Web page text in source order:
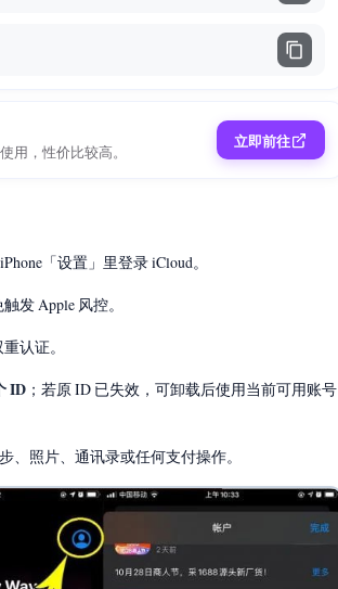
用，性价比较高。
立即前往
「设置」里登录 iCloud。
发 Apple 风控。
认证。
ID ；若原 ID 已失效，可卸载后使用当前可用账号
、照片、通讯录或任何支付操作。